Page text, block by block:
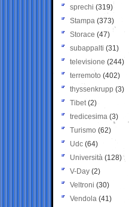
sprechi (319)
Stampa (373)
Storace (47)
subappalti (31)
televisione(244)
terremoto (402)
thyssenkrupp (3)
Tibet(2)
tredicesima (3)
Turismo (62)
Udc (64)
Università (128)
V-Day (2)
Veltroni (30)
Vendola (41)